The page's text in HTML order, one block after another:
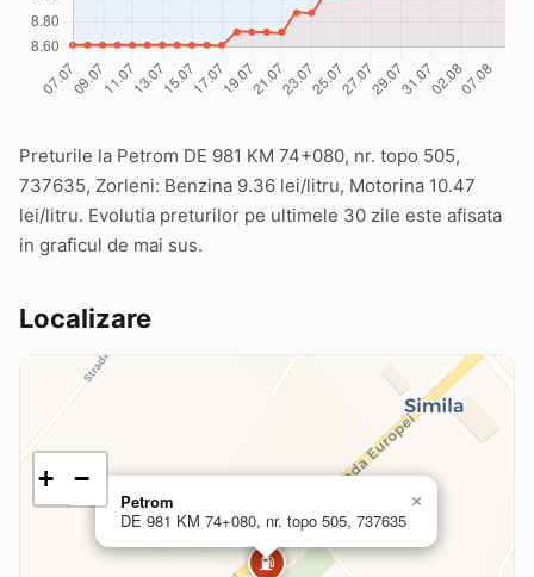
Preturile la Petrom DE 981 KM 74+080, nr. topo 505,
737635, Zorleni: Benzina 9.36 lei/litru, Motorina 10.47
lei/litru. Evolutia preturilor pe ultimele 30 zile este afisata
in graficul de mai sus.
Localizare
⛽
Petrom
DE 981 KM 74+080, nr. topo 505, 737635
×
+ −